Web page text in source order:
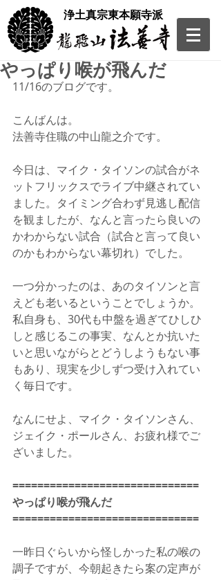
​浄土真宗東本願寺派
やっぱり喉が飛んだ
11/16のブログです。
こんばんは。
法善寺住職の中山龍之介です。
今日は、マイク・タイソンの試合がネ
ットフリックスでライブ中継されてい
ました。タイミング合わず見逃し配信
を観ましたが、なんと言ったら良いの
かわからない試合（試合と言って良い
のかもわからない幕切れ）でした。
一つ分かったのは、あのタイソンと言
えども老いるということでしょうか。
私自身も、30代も中盤を過ぎてひしひ
しと感じるこの事実、なんとか抗いた
いと思いながらとどうしようもない事
もあり、現実を少しずつ受け入れてい
く毎日です。
なんにせよ、マイク・タイソンさん、
ジェイク・ポールさん、お疲れ様でご
ざいました。
==============================
やっぱり喉が飛んだ
==============================
一昨日ぐらいから怪しかった私の喉の
調子ですが、今朝起きたら案の定声が